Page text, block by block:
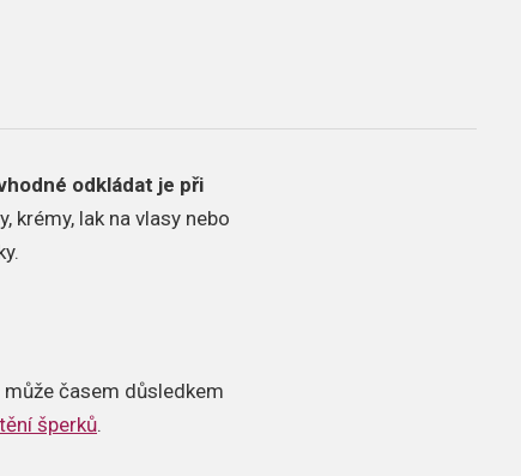
odkládat je při
krémy, lak na vlasy nebo
časem důsledkem
šperků.